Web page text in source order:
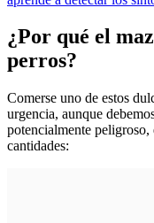
¿Por qué el
perros?
Comerse uno de estos
urgencia, aunque
potencialmente peligroso,
cantidades: